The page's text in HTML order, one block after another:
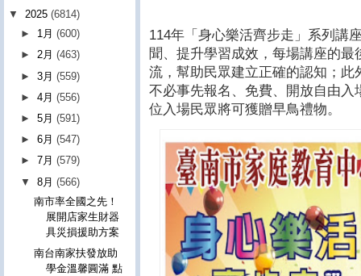
114年「身心樂活齊步走」系列講
聞、提升學習成效，每場講座的
流，幫助民眾建立正確的認知；
不必事先報名、免費、開放自由
位入場民眾將可獲贈早鳥禮物。
▼ 2025 (6814)
► 1月(600)
►2月(463)
►3月(559)
►4月(556)
►5月(591)
►6月(547)
►7月(579)
▼8月(566)
南市率全國之先！
展開店家生財器
具災損援助方案
南台南家扶發放助
學金溫馨圓滿 點